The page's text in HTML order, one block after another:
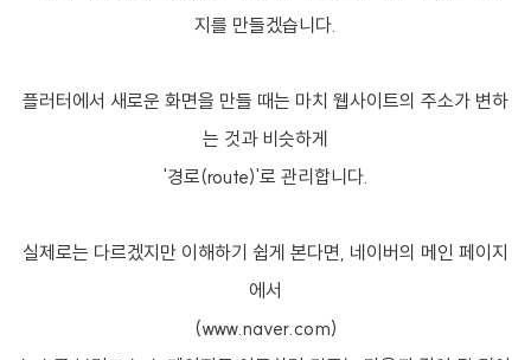
지를 만들겠습니다.
플러터에서 새로운 화면을 만들 때는 마치 웹사이트의 주소가 변하
는 것과 비슷하게
'경로(route)'로 관리합니다.
실제로는 다르겠지만 이해하기 쉽게 본다면, 네이버의 메인 페이지
에서
(www.naver.com)